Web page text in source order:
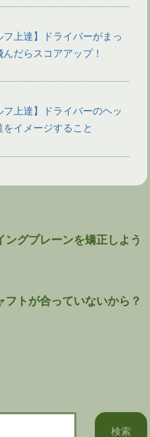
フ上達】ドライバーがまっ
だらスコアアップ！
フ上達】ドライバーのヘッ
をイメージすること
グプレーンを矯正しよう
トが合っていないから？